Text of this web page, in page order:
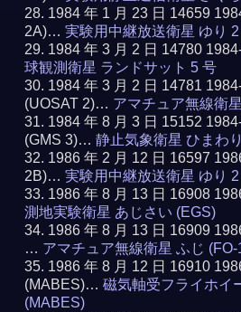
1984 年 1 月 23 日 14659
2A)…実験用中継放送衛星 ゆり
1984 年 3 月 2 日 14780
球観測衛星 ランドサット 5 号
1984 年 3 月 2 日 14781
(UOSAT 2)… アマチュア無線衛
1984 年 8 月 3 日 15152
(GMS 3)…静止気象衛星 ひまわ
1986 年 2 月 12 日 16597
2B)…実験用中継放送衛星 ゆり
1986 年 8 月 13 日 16908
測地実験衛星 あじさい (EGS)
1986 年 8 月 13 日 16909
… アマチュア無線衛星 ふじ (FO-
1986 年 8 月 12 日 16910
(MABES)…磁気軸受フライホイ
(MABES)